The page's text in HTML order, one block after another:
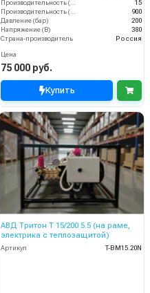
15
900
Давление (бар)
200
Напряжение (В)
380
Страна-производитель
Россия
Цена
75 000 руб.
Купить
АВД Тритон Т 15/200 5.5 (на раме,
электрика с теплозащитой)
Артикул T-BM15.20N